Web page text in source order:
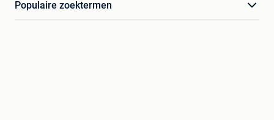
Populaire zoektermen